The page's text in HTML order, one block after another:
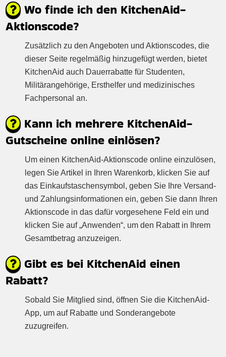
Wo finde ich den KitchenAid-
Aktionscode?
Zusätzlich zu den Angeboten und Aktionscodes, die
dieser Seite regelmäßig hinzugefügt werden, bietet
KitchenAid auch Dauerrabatte für Studenten,
Militärangehörige, Ersthelfer und medizinisches
Fachpersonal an.
Kann ich mehrere KitchenAid-
Gutscheine online einlösen?
Um einen KitchenAid-Aktionscode online einzulösen,
legen Sie Artikel in Ihren Warenkorb, klicken Sie auf
das Einkaufstaschensymbol, geben Sie Ihre Versand-
und Zahlungsinformationen ein, geben Sie dann Ihren
Aktionscode in das dafür vorgesehene Feld ein und
klicken Sie auf „Anwenden“, um den Rabatt in Ihrem
Gesamtbetrag anzuzeigen.
Gibt es bei KitchenAid einen
Rabatt?
Sobald Sie Mitglied sind, öffnen Sie die KitchenAid-
App, um auf Rabatte und Sonderangebote
zuzugreifen.